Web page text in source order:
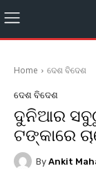
Home ଦେଶ ବିଦେଶ
ଦେଶ ବିଦେଶ
ଦୁନିଆର ସବୁଠୁ
ଟଙ୍କାରେ
By Ankit